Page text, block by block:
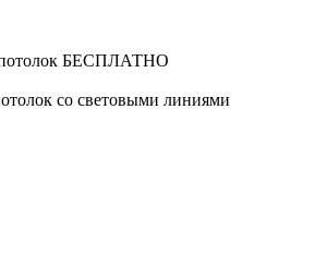
БЕСПЛАТНО
со световыми линиями